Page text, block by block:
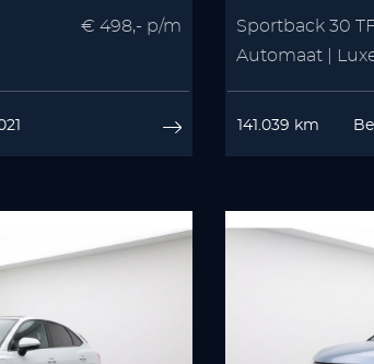
€ 498,- p/m
Sportback 30
Automaat |
141.039 km